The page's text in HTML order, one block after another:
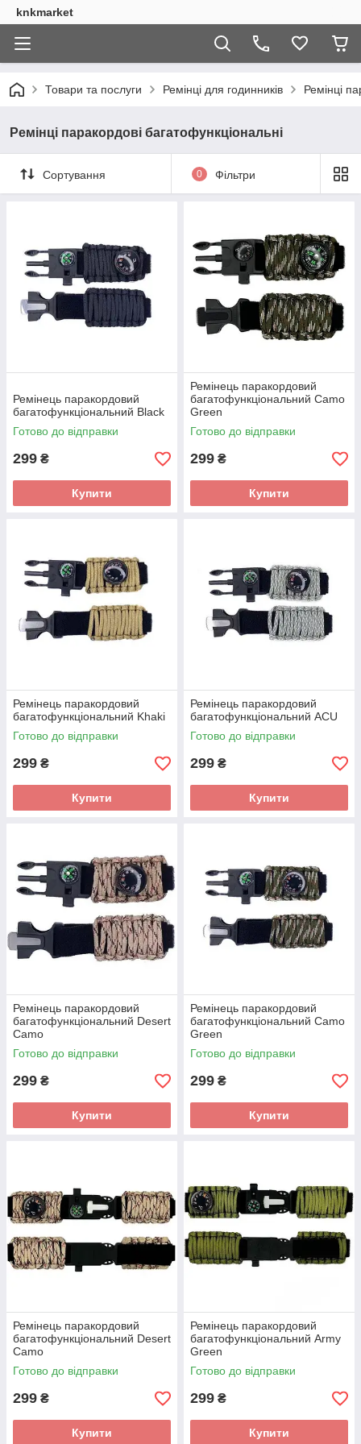
knkmarket
Товари та послуги Ремінці для годинників Ремінці
Ремінці паракордові багатофункціональні
Сортування 0 Фільтри
Ремінець паракордовий
багатофункціональний Black
Готово до відправки
299 ₴
Купити
Ремінець паракордовий
багатофункціональний Camo
Green
Готово до відправки
299 ₴
Купити
Ремінець паракордовий
багатофункціональний Khaki
Готово до відправки
299 ₴
Купити
Ремінець паракордовий
багатофункціональний ACU
Готово до відправки
299 ₴
Купити
Ремінець паракордовий
багатофункціональний Desert
Camo
Готово до відправки
299 ₴
Купити
Ремінець паракордовий
багатофункціональний Camo
Green
Готово до відправки
299 ₴
Купити
Ремінець паракордовий
багатофункціональний Desert
Camo
Готово до відправки
299 ₴
Купити
Ремінець паракордовий
багатофункціональний Army
Green
Готово до відправки
299 ₴
Купити